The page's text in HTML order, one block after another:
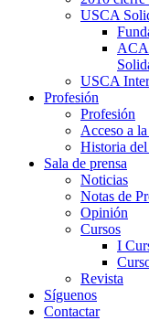
USCA
USCA
Profesión
Profesión
Acceso a
Historia
Sala de prensa
Noticias
Notas de
Opinión
Cursos
I
Revista
Síguenos
Contactar